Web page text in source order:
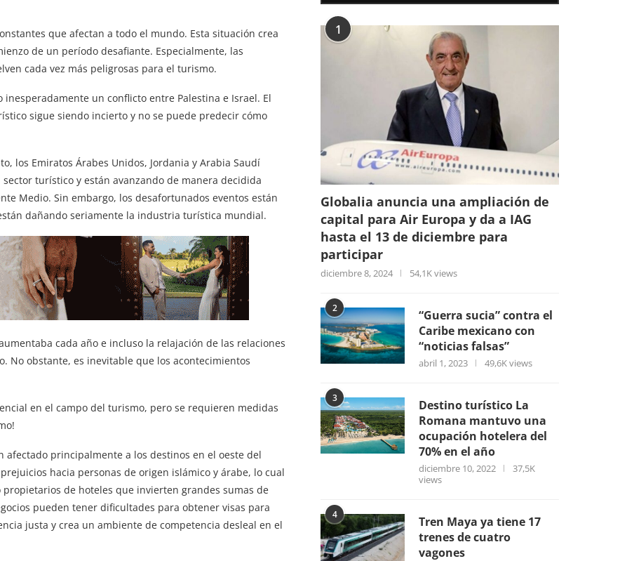
que afectan a todo el mundo. Esta situación crea
de un período desafiante. Especialmente, las
cada vez más peligrosas para el turismo.
un conflicto entre Palestina e Israel. El
sigue siendo incierto y no se puede predecir cómo
los Emiratos Árabes Unidos, Jordania y Arabia Saudí
turístico y están avanzando de manera decidida
Medio. Sin embargo, los desafortunados eventos están
dañando seriamente la industria turística mundial.
cada año e incluso la relajación de las relaciones
No obstante, es inevitable que los acontecimientos
en el campo del turismo, pero se requieren medidas
afectado principalmente a los destinos en el oeste del
hacia personas de origen islámico y árabe, lo cual
de hoteles que invierten grandes sumas de
pueden tener dificultades para obtener visas para
justa y crea un ambiente de competencia desleal en el
1
Globalia anuncia una ampliación de
capital para Air Europa y da a IAG
hasta el 13 de diciembre para
participar
diciembre 8, 2024 54,1K views
2
“Guerra sucia” contra el
Caribe mexicano con
“noticias falsas”
abril 1, 2023 49,6K views
3
Destino turístico La
Romana mantuvo una
ocupación hotelera del
70% en el año
diciembre 10, 2022
37,5K
views
4
Tren Maya ya tiene 17
trenes de cuatro
vagones